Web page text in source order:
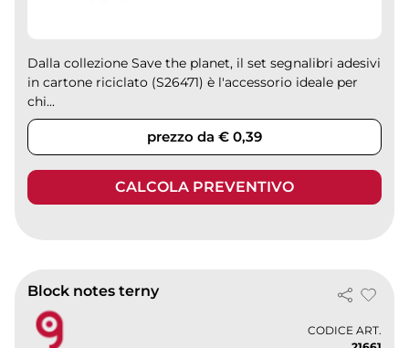
Dalla collezione Save the planet, il set segnalibri adesivi
in cartone riciclato (S26471) è l'accessorio ideale per
chi...
prezzo da € 0,39
CALCOLA PREVENTIVO
Block notes terny
CODICE ART.